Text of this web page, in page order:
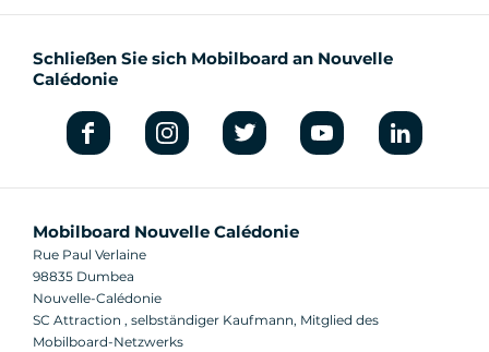
Schließen Sie sich Mobilboard an Nouvelle
Calédonie
Mobilboard Nouvelle Calédonie
Rue Paul Verlaine
98835 Dumbea
Nouvelle-Calédonie
SC Attraction , selbständiger Kaufmann, Mitglied des
Mobilboard-Netzwerks